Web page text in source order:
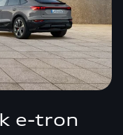
e-tron